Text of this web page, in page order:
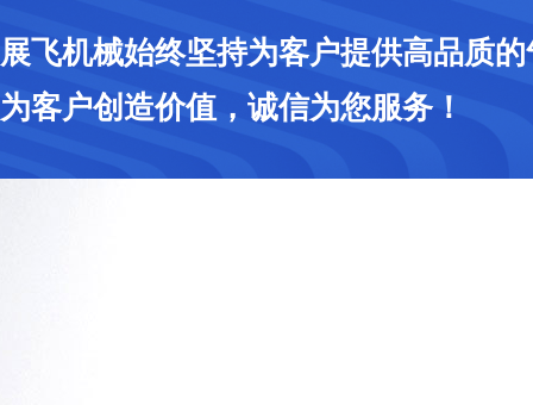
展飞机械始终坚持为客户提供高品质
为客户创造价值，诚信为您服务！